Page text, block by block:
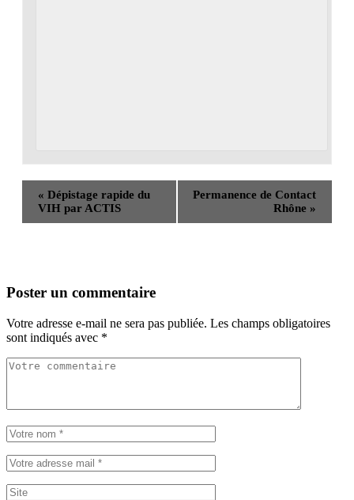
« Dépistage rapide du
VIH par ACTIS
Permanence de Contact
Rhône »
Poster un commentaire
Votre adresse e-mail ne sera pas publiée. Les champs obligatoires
sont indiqués avec *